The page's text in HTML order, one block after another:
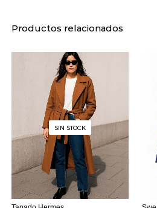
Productos relacionados
SIN STOCK